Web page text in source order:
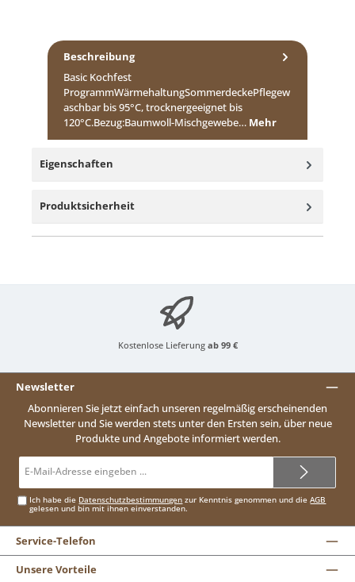
Beschreibung
Basic Kochfest
ProgrammWärmehaltungSommerdeckePflegew
aschbar bis 95°C, trocknergeeignet bis
120°C.Bezug:Baumwoll-Mischgewebe… Mehr
Eigenschaften
Produktsicherheit
Kostenlose Lieferung ab 99 €
Newsletter
Abonnieren Sie jetzt einfach unseren regelmäßig erscheinenden
Newsletter und Sie werden stets unter den Ersten sein, über neue
Produkte und Angebote informiert werden.
Mail-
Ich habe die Datenschutzbestimmungen zur Kenntnis genommen und dieAGB
gelesen und bin mit ihnen einverstanden.
Service-Telefon
Unsere Vorteile